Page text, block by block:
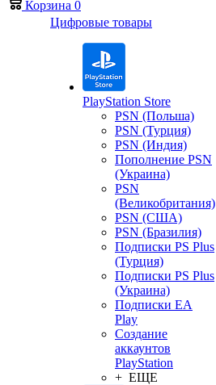
Корзина 0
Цифровые товары
PlayStation Store
PSN (Польша)
PSN (Турция)
PSN (Индия)
Пополнение PSN
(Украина)
PSN
(Великобритания)
PSN (США)
PSN (Бразилия)
Подписки PS Plus
(Турция)
Подписки PS Plus
(Украина)
Подписки EA
Play
Создание
аккаунтов
PlayStation
+ ЕЩЕ